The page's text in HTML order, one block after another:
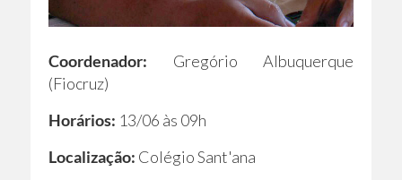
Coordenador: Gregório Albuquerque
(Fiocruz)
Horários: 13/06 às 09h
Localização: Colégio Sant'ana